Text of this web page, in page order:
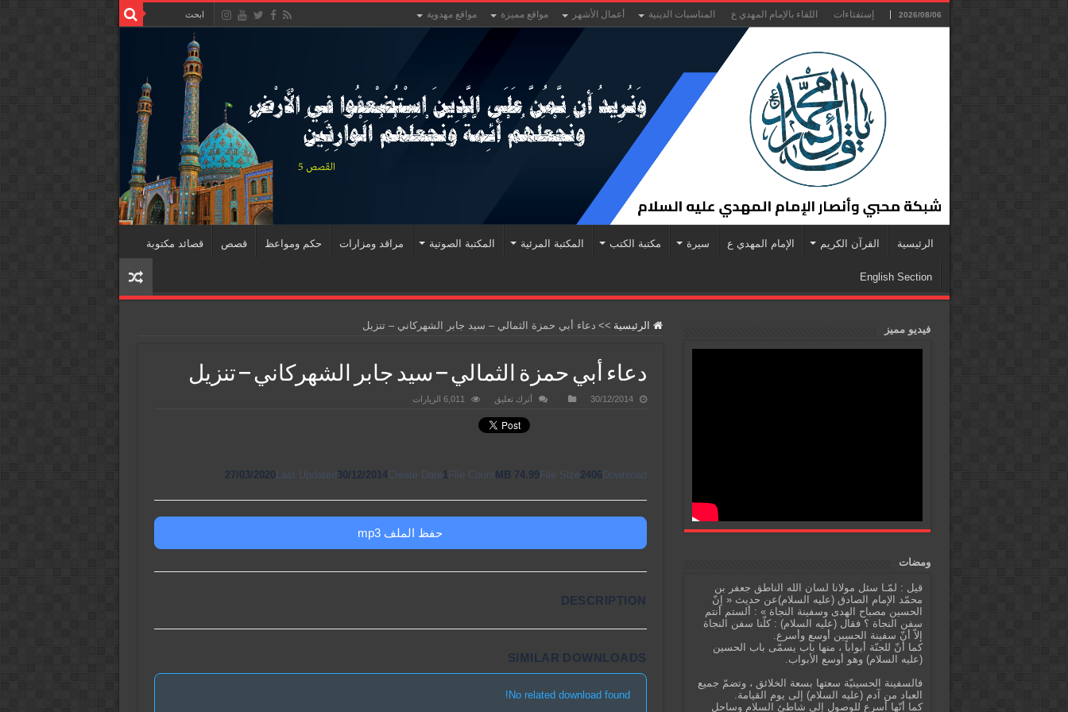
2026/08/06 إستفتاءات اللقاء بالإمام المهدي ع المناسبات الدينية أعمال الأشهر مواقع مميزة مواقع مهدوية
الرئيسية القرآن الكريم الإمام المهدي ع سيرة مكتبة الكتب المكتبة المرئية المكتبة الصوتية مراقد ومزارات حكم ومواعظ قصص قصائد مكتوبة
English Section
الرئيسية >> دعاء أبي حمزة الثمالي – سيد جابر الشهركاني – تنزيل
دعاء أبي حمزة الثمالي – سيد جابر الشهركاني – تنزيل
30/12/2014 أترك تعليق 6,011 الزيارات
Download
2406
File Size
74.99 MB
File Count
1
Create Date
30/12/2014
Last Updated
27/03/2020
حفظ الملف mp3
DESCRIPTION
SIMILAR DOWNLOADS
No related download found!
فيديو مميز
ومضات
قيل : لمّـا سئل مولانا لسان الله الناطق جعفر بن
محمّد الإمام الصادق (عليه السلام)عن حديث « إنّ
الحسين مصباح الهدى وسفينة النجاة » : ألستم أنتم
سفن النجاة ؟ فقال (عليه السلام) : كلّنا سفن النجاة
إلاّ أنّ سفينة الحسين أوسع وأسرع.
كما أنّ للجنّة أبواباً ، منها باب يسمّى باب الحسين
(عليه السلام) وهو أوسع الأبواب.
فالسفينة الحسينيّة سعتها بسعة الخلائق ، وتضمّ جميع
العباد من آدم (عليه السلام) إلى يوم القيامة.
كما أنّها أسرع للوصول إلى شاطئ السلام وساحل